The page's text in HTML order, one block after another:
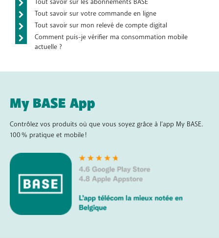
Tout savoir sur les abonnements BASE
Tout savoir sur votre commande en ligne
Tout savoir sur mon relevé de compte digital
Comment puis-je vérifier ma consommation mobile
actuelle ?
My BASE App
Contrôlez vos produits où que vous soyez grâce à l’app My BASE.
100 % pratique et mobile !